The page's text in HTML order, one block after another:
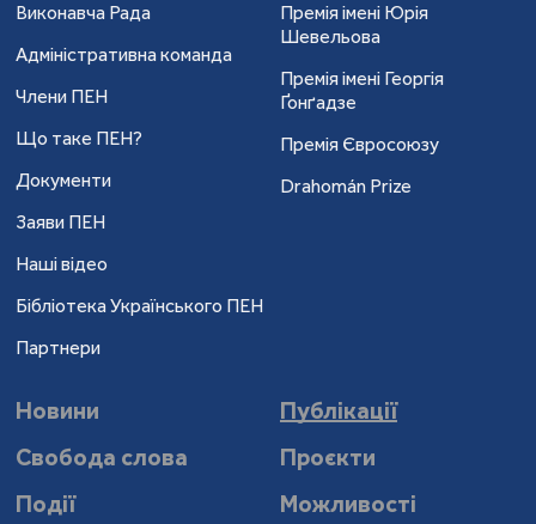
Виконавча Рада
Адміністративна команда
Члени ПЕН
Що таке ПЕН?
Документи
Заяви ПЕН
Наші відео
Бібліотека Українського ПЕН
Партнери
Премія імені Юрія
Шевельова
Премія імені Георгія
Ґонґадзе
Премія Євросоюзу
Drahomán Prize
Новини
Публікації
Свобода слова
Проєкти
Події
Можливості